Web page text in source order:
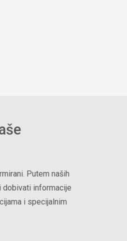
Putem naših
informacije
i specijalnim